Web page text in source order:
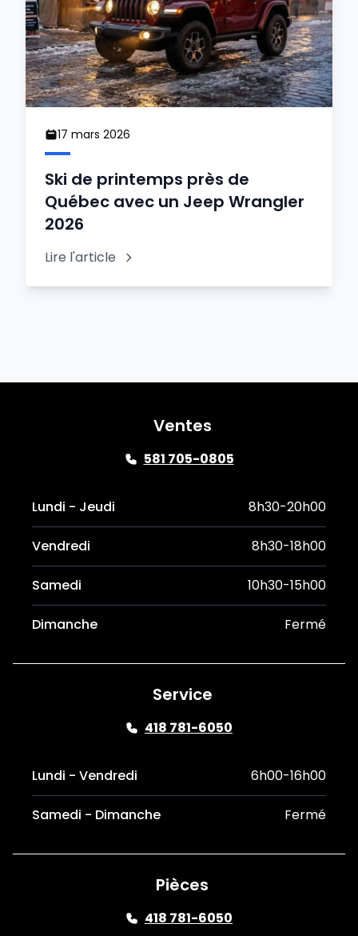
17 mars 2026
Ski de printemps près de
Québec avec un Jeep Wrangler
2026
Lire l'article
Ventes
581 705-0805
Lundi - Jeudi 8h30-20h00
Vendredi 8h30-18h00
Samedi 10h30-15h00
Dimanche Fermé
Service
418 781-6050
Lundi - Vendredi 6h00-16h00
Samedi - Dimanche Fermé
Pièces
418 781-6050